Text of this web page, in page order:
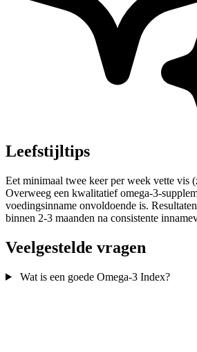
Leefstijltips
Eet minimaal twee keer per week vette vis
Overweeg een kwalitatief omega-3-
voedingsinname onvoldoende is.
binnen 2-3 maanden na consistente
Veelgestelde vragen
Wat is een goede Omega-3 Index?